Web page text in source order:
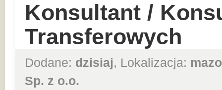
Konsultant /
Transferowych
Dodane: dzisiaj, Lokalizacja:
Sp. z o.o.